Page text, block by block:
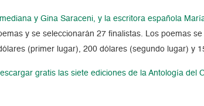
y Gina Saraceni, y la escritora española
y se seleccionarán 27 finalistas. Los poemas
(primer lugar), 200 dólares (segundo lugar) y
gratis las siete ediciones de la Antología del